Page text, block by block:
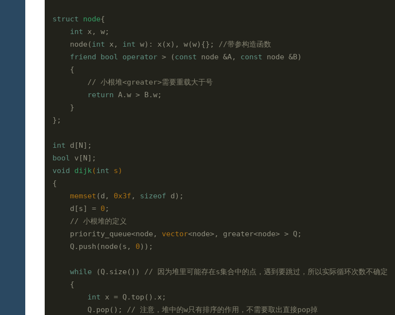
struct node{
int x, w;
    node(
int x, int w): x(x), w(w){}; //带参构造函数
friend
bool operator > (const node &A, const node &B)
    {
// 小根堆<greater>需要重载大于号
return A.w > B.w;
    }
};
int
bool
void
dijk(int s)
{
memset (d, 0x3f , sizeof d);
    d[s] =
0 ;
// 小根堆的定义
    priority_queue<node,
vector<node>, greater<node> > Q;
    Q.push(node(s,
0 ));
while (Q.size()) // 因为堆里可能存在s集合中的点，遇到要跳过，所以实际循环次数不确定
    {
int x = Q.top().x;
        Q.pop();
// 注意，堆中的w只有排序的作用，不需要取出直接pop掉